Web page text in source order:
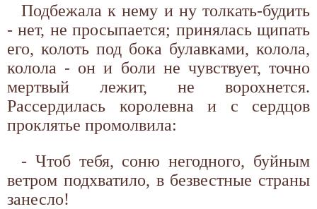
Подбежала к нему и ну толкать-будить
- нет, не просыпается; принялась щипать
его, колоть под бока булавками, колола,
колола - он и боли не чувствует, точно
мертвый лежит, не ворохнется.
Рассердилась королевна и с сердцов
проклятье промолвила:
- Чтоб тебя, соню негодного, буйным
ветром подхватило, в безвестные страны
занесло!